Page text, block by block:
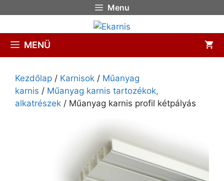
Menu
MENÜ
Kezdőlap / Karnisok / Műanyag
karnis / Műanyag karnis tartozékok,
alkatrészek / Műanyag karnis profil kétpályás